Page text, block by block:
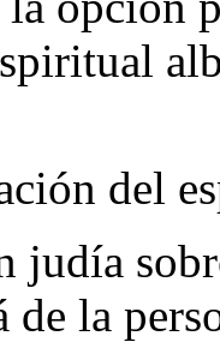
del
judía
de la